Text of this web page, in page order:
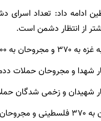
ادامه داد: تعداد اسرای
از انتظار دشمن است.
شهدا و مجروحان حملات
شهیدان و زخمی شدگان
کرد.